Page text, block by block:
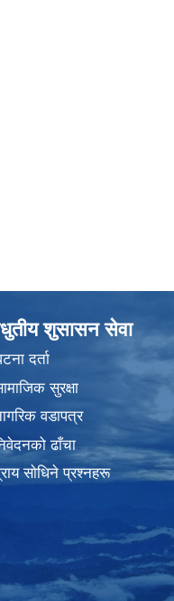
शुसासन सेवा
दर्ता
सुरक्षा
वडापत्र
ढाँचा
साेधिने प्रश्नहरू